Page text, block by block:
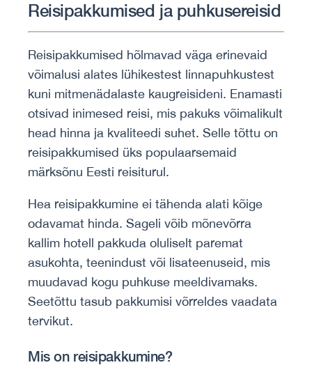
Reisipakkumised ja puhkusereisid
Reisipakkumised hõlmavad väga erinevaid
võimalusi alates lühikestest linnapuhkustest
kuni mitmenädalaste kaugreisideni. Enamasti
otsivad inimesed reisi, mis pakuks võimalikult
head hinna ja kvaliteedi suhet. Selle tõttu on
reisipakkumised üks populaarsemaid
märksõnu Eesti reisiturul.
Hea reisipakkumine ei tähenda alati kõige
odavamat hinda. Sageli võib mõnevõrra
kallim hotell pakkuda oluliselt paremat
asukohta, teenindust või lisateenuseid, mis
muudavad kogu puhkuse meeldivamaks.
Seetõttu tasub pakkumisi võrreldes vaadata
tervikut.
Mis on reisipakkumine?